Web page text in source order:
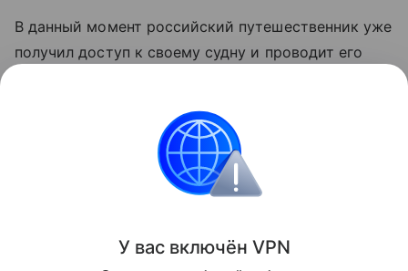
В данный момент российский путешественник уже
получил доступ к своему судну и проводит его
Знаменитости Туризм
Поделиться
У вас включён VPN